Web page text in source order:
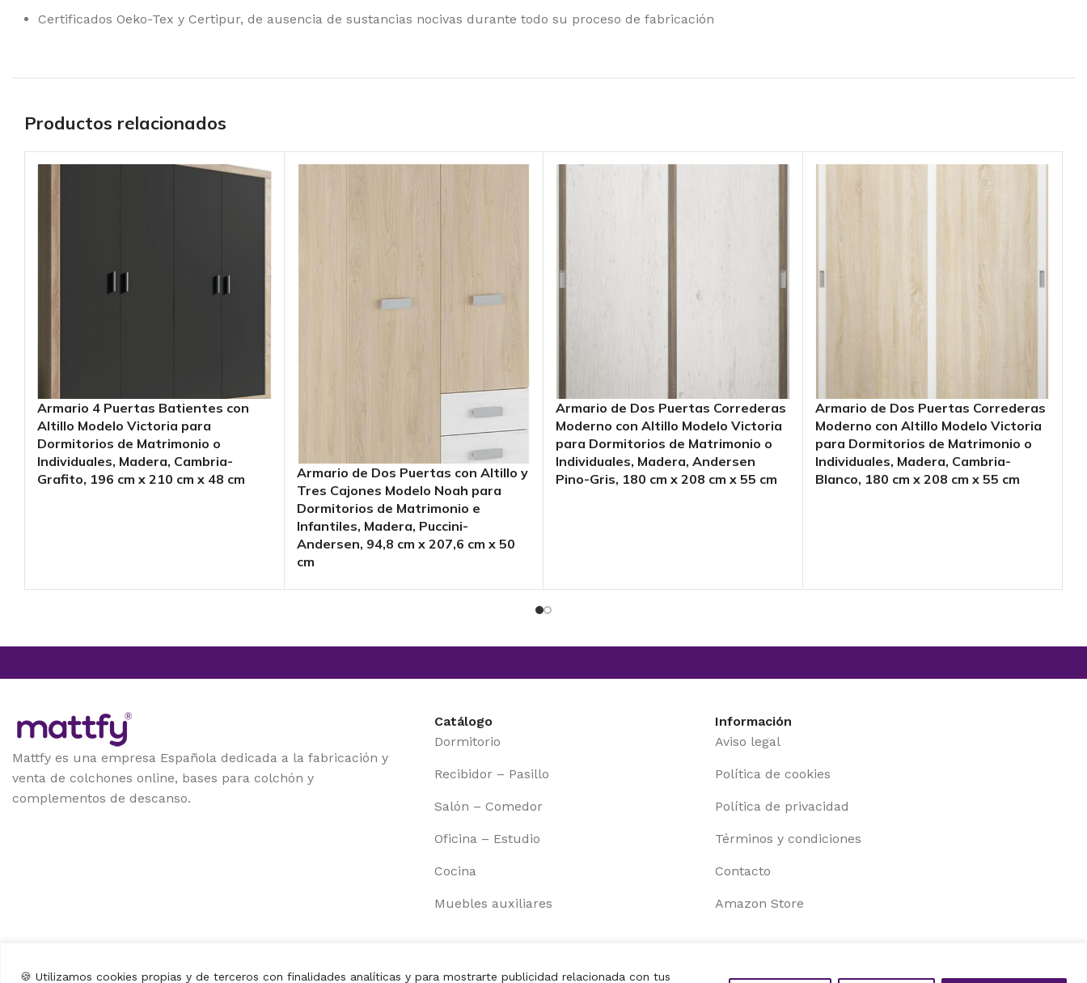
🍪 Utilizamos cookies propias y de terceros con finalidades analíticas y para mostrarte publicidad relacionada con tus
Certificados Oeko-Tex y Certipur, de ausencia de sustancias nocivas durante todo su proceso de fabricación
Productos relacionados
Armario 4 Puertas Batientes con
Altillo Modelo Victoria para
Dormitorios de Matrimonio o
Individuales, Madera, Cambria-
Grafito, 196 cm x 210 cm x 48 cm
Armario de Dos Puertas con Altillo y
Tres Cajones Modelo Noah para
Dormitorios de Matrimonio e
Infantiles, Madera, Puccini-
Andersen, 94,8 cm x 207,6 cm x 50
cm
Armario de Dos Puertas Correderas
Moderno con Altillo Modelo Victoria
para Dormitorios de Matrimonio o
Individuales, Madera, Andersen
Pino-Gris, 180 cm x 208 cm x 55 cm
Armario de Dos Puertas Correderas
Moderno con Altillo Modelo Victoria
para Dormitorios de Matrimonio o
Individuales, Madera, Cambria-
Blanco, 180 cm x 208 cm x 55 cm
Mattfy es una empresa Española dedicada a la fabricación y
venta de colchones online, bases para colchón y
complementos de descanso.
Catálogo
Dormitorio
Recibidor – Pasillo
Salón – Comedor
Oficina – Estudio
Cocina
Muebles auxiliares
Información
Aviso legal
Política de cookies
Política de privacidad
Términos y condiciones
Contacto
Amazon Store